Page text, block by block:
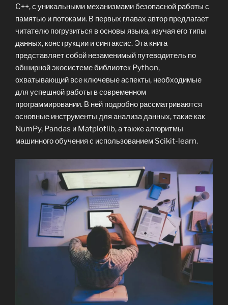
C++, с уникальными механизмами безопасной работы с
памятью и потоками. В первых главах автор предлагает
читателю погрузиться в основы языка, изучая его типы
данных, конструкции и синтаксис. Эта книга
представляет собой незаменимый путеводитель по
обширной экосистеме библиотек Python,
охватывающий все ключевые аспекты, необходимые
для успешной работы в современном
программировании. В ней подробно рассматриваются
основные инструменты для анализа данных, такие как
NumPy, Pandas и Matplotlib, а также алгоритмы
машинного обучения с использованием Scikit-learn.